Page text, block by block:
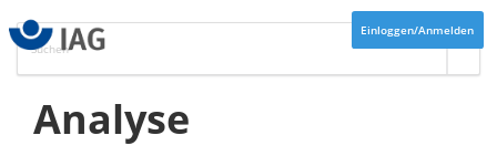
Einloggen/Anmelden
Analyse